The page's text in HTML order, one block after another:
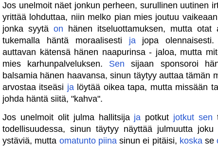
Jos unelmoit näet jonkun perheen, surullinen uutinen
yrittää lohduttaa, niin melko pian mies joutuu
jonka syytä on hänen itseluottamuksen, mutta otat
tukemalla häntä moraalisesti jajopa olennaisesti.
auttavan kätensä hänen naapurinsa - jaloa, mutta
mies karhunpalveluksen. Sen sijaan sponsoroi
balsamia hänen haavansa, sinun täytyy auttaa tämän
arvostaa itseäsi jalöytää oikea tapa, mutta missään
johda häntä siitä, "kahva".
Jos unelmoit olit julma hallitsija ja potkut jotkut sen
todellisuudessa, sinun täytyy näyttää julmuutta joku
ystäviä, mutta omatunto piinasinun ei pitäisi, koskase